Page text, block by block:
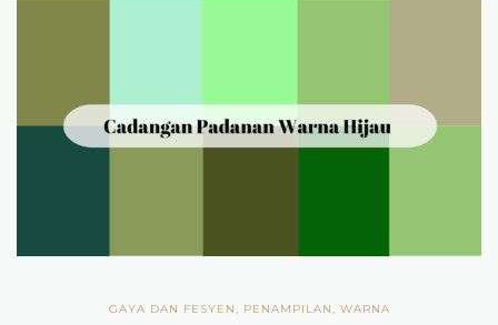
GAYA DAN FESYEN, PENAMPILAN, WARNA